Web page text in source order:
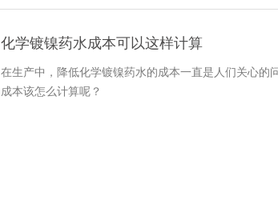
化学镀镍药水成本可以这样计算
在生产中，降低化学镀镍药水的成本一直是人们关心的
成本该怎么计算呢？